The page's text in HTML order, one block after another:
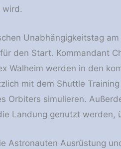
wird.
Unabhängigkeitstag
den Start. Kommandant
Walheim werden in den
mit dem Shuttle
Orbiters simulieren.
Landung genutzt werden,
Astronauten Ausrüstung